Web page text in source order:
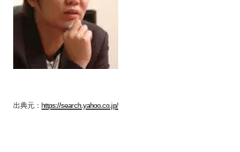
出典元： https://search.yahoo.co.jp/